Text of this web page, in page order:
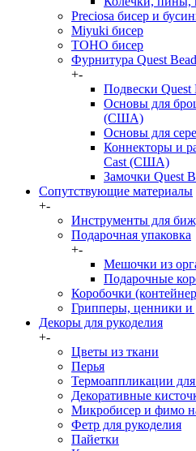
Preciosa бисер и
Miyuki бисер
TOHO бисер
Фурнитура Quest
+-
Подвески
Основы для
(США)
Основы для
Коннекторы и
Cast (США)
Замочки Quest
Сопутствующие материалы
+-
Инструменты для
Подарочная упаковка
+-
Мешочки из
Подарочные
Коробочки
Грипперы, ценники и
Декоры для рукоделия
+-
Цветы из ткани
Перья
Термоаппликации
Декоративные
Микробисер и фимо
Фетр для рукоделия
Пайетки